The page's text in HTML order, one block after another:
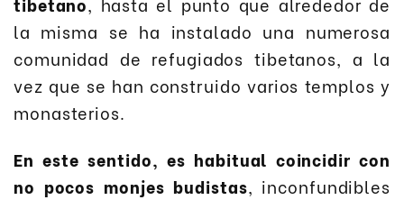
la misma se ha instalado una numerosa
comunidad de refugiados tibetanos, a la
vez que se han construido varios templos y
monasterios.
En este sentido, es habitual coincidir con
no pocos monjes budistas, inconfundibles